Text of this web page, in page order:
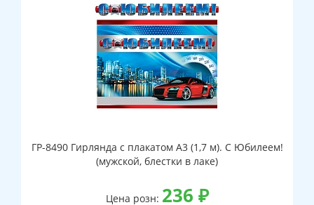
ГР-8490 Гирлянда с плакатом А3 (1,7 м). С Юбилеем!
(мужской, блестки в лаке)
Цена розн: 236 ₽